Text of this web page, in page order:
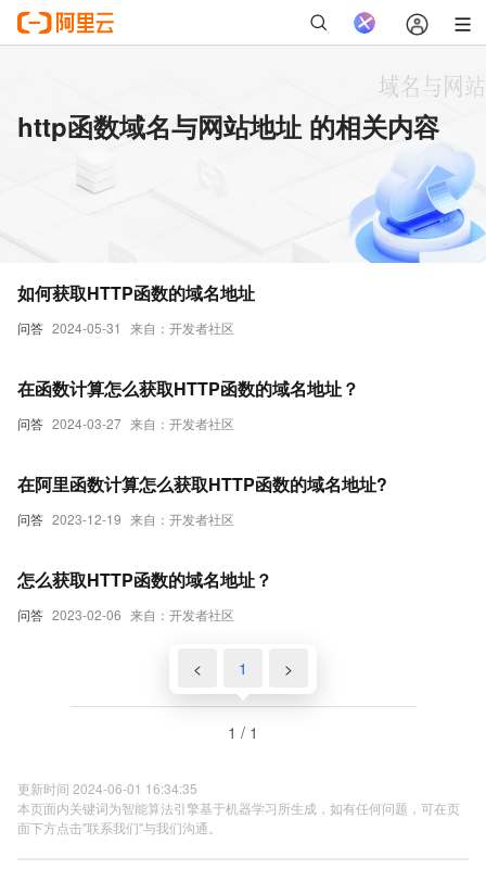
http函数域名与网站地址 的相关内容
问答 2024-05-31 来自：开发者社区
如何获取HTTP函数的域名地址
问答 2024-03-27 来自：开发者社区
在函数计算怎么获取HTTP函数的域名地址？
问答 2023-12-19 来自：开发者社区
在阿里函数计算怎么获取HTTP函数的域名地址?
问答 2023-02-06 来自：开发者社区
怎么获取HTTP函数的域名地址？
< 1 >
1 / 1
更新时间 2024-06-01 16:34:35
本页面内关键词为智能算法引擎基于机器学习所生成，如有任何问题，可在页
面下方点击"联系我们"与我们沟通。